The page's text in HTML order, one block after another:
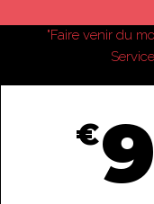
"Faire venir du
€